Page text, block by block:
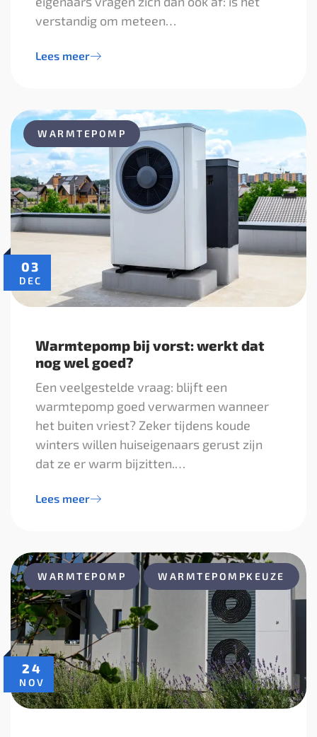
verstandig om meteen…
Lees meer
03
DEC
WARMTEPOMP
Warmtepomp bij vorst: werkt dat
nog wel goed?
Een veelgestelde vraag: blijft een
warmtepomp goed verwarmen wanneer
het buiten vriest? Zeker tijdens koude
winters willen huiseigenaars gerust zijn
dat ze er warm bijzitten.…
Lees meer
24
NOV
WARMTEPOMP WARMTEPOMPKEUZE